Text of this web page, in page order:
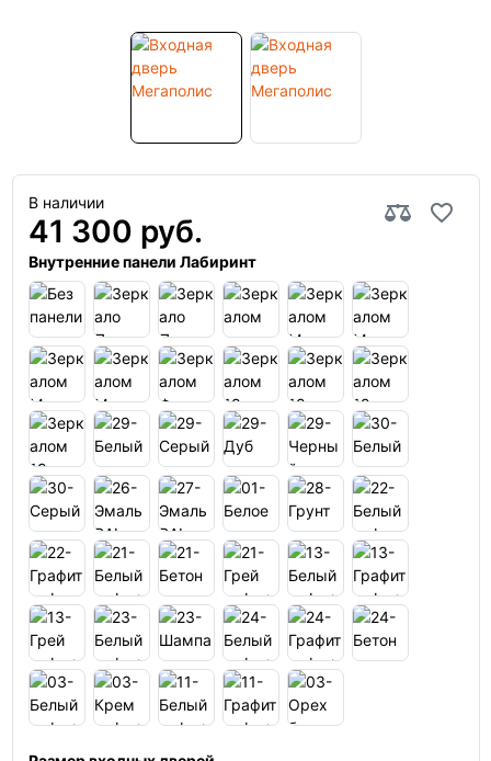
В наличии
41 300 руб.
Внутренние панели Лабиринт